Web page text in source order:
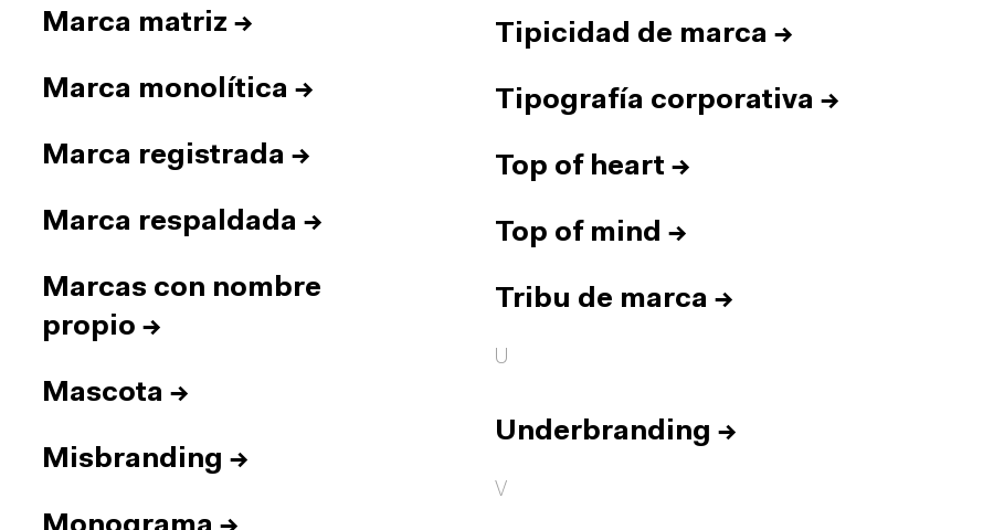
Marca matriz →
Marca monolítica →
Marca registrada →
Marca respaldada →
Marcas con nombre
propio →
Mascota →
Misbranding →
Tipicidad de marca →
Tipografía corporativa →
Top of heart →
Top of mind →
Tribu de marca →
U
Underbranding →
V